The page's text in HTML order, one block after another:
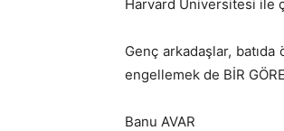
Harvard Üniversitesi ile
Genç arkadaşlar, batıda
engellemek de BİR
Banu AVAR